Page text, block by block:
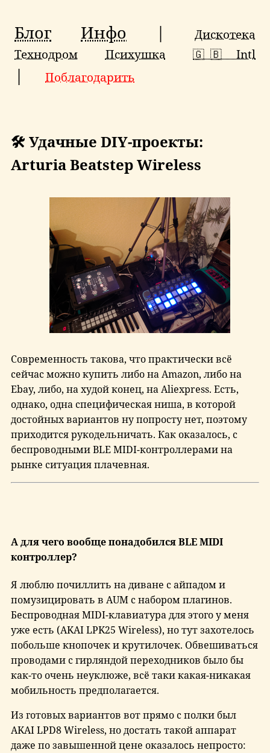
Блог Инфо |
Дискотека
Технодром
Психушка 🇬🇧 Intl
| Поблагодарить
🛠 Удачные DIY-проекты:
Arturia Beatstep Wireless
Современность такова, что практически всё
сейчас можно купить либо на Amazon, либо на
Ebay, либо, на худой конец, на Aliexpress. Есть,
однако, одна специфическая ниша, в которой
достойных вариантов ну попросту нет, поэтому
приходится рукодельничать. Как оказалось, с
беспроводными BLE MIDI-контроллерами на
рынке ситуация плачевная.
А для чего вообще понадобился BLE MIDI
контроллер?
Я люблю почиллить на диване с айпадом и
помузицировать в AUM с набором плагинов.
Беспроводная MIDI-клавиатура для этого у меня
уже есть (AKAI LPK25 Wireless), но тут захотелось
побольше кнопочек и крутилочек. Обвешиваться
проводами с гирляндой переходников было бы
как-то очень неуклюже, всё таки какая-никакая
мобильность предполагается.
Из готовых вариантов вот прямо с полки был
AKAI LPD8 Wireless, но достать такой аппарат
даже по завышенной цене оказалось непросто: